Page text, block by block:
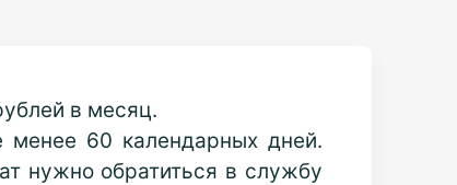
в месяц.
менее 60 календарных дней.
нужно обратиться в службу